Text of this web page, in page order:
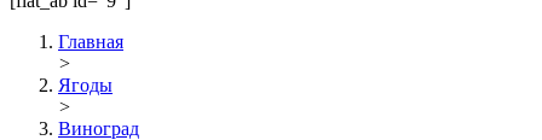
Главная
>
Ягоды
>
Виноград